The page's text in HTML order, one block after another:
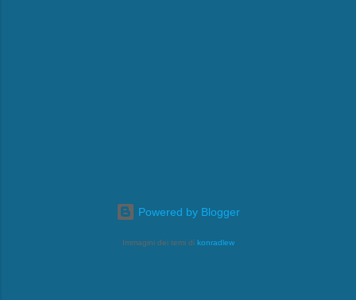
Powered by Blogger
Immagini dei temi di konradlew